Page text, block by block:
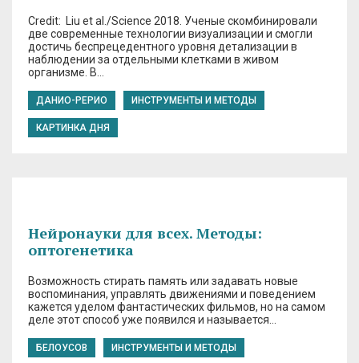
Credit: Liu et al./Science 2018. Ученые скомбинировали
две современные технологии визуализации и смогли
достичь беспрецедентного уровня детализации в
наблюдении за отдельными клетками в живом
организме. В…
ДАНИО-РЕРИО ИНСТРУМЕНТЫ И МЕТОДЫ
КАРТИНКА ДНЯ
Нейронауки для всех. Методы:
оптогенетика
Возможность стирать память или задавать новые
воспоминания, управлять движениями и поведением
кажется уделом фантастических фильмов, но на самом
деле этот способ уже появился и называется…
БЕЛОУСОВ ИНСТРУМЕНТЫ И МЕТОДЫ